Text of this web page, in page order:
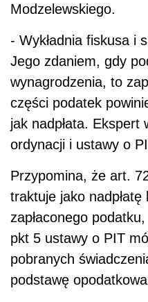
Modzelewskiego.
- Wykładnia fiskusa i
Jego zdaniem, gdy
wynagrodzenia, to
części podatek
jak nadpłata. Ekspert
ordynacji i ustawy o
Przypomina, że art.
traktuje jako
zapłaconego
pkt 5 ustawy o PIT
pobranych
podstawę